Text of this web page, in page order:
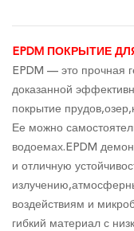
EPDM ПОКРЫТИЕ
EPDM — это прочная
доказанной
покрытие
Ее можно
водоемах.EPDM
и отличную
воздействиям и
гибкий материал с